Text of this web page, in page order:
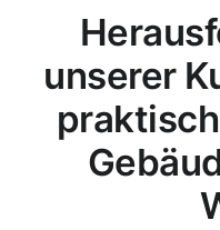
unserer